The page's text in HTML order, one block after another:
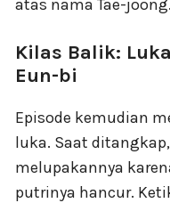
atas nama Tae-
Kilas Balik:
Eun-bi
Episode kemudian
luka. Saat
melupakannya
putrinya hancur.